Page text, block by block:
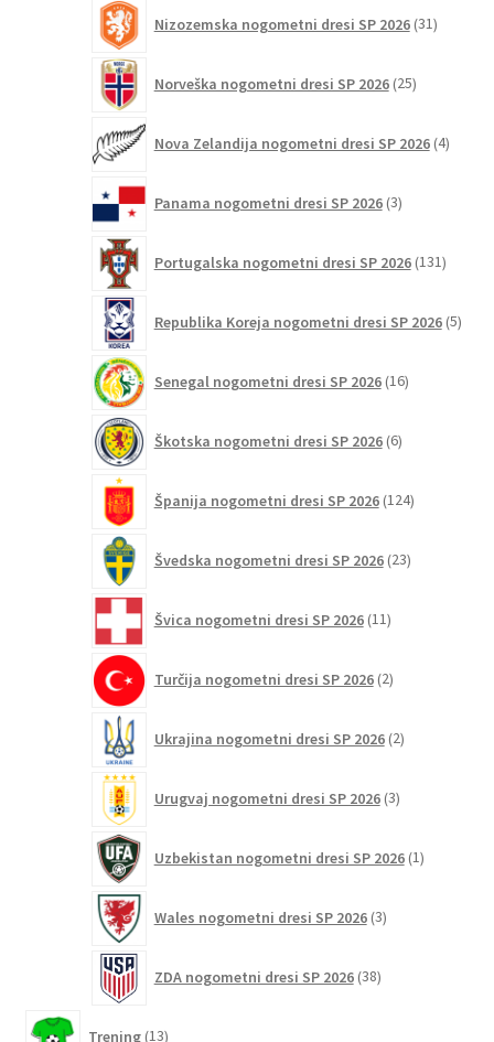
Nizozemska nogometni dresi SP 2026 31izdelkov
Norveška nogometni dresi SP 2026 25izdelkov
Nova Zelandija nogometni dresi SP 2026 4izdelki
Panama nogometni dresi SP 2026 3izdelki
Portugalska nogometni dresi SP 2026 131
Republika Koreja nogometni dresi SP 2026 5
Senegal nogometni dresi SP 2026 16izdelkov
Škotska nogometni dresi SP 2026 6izdelkov
Španija nogometni dresi SP 2026 124izdelkov
Švedska nogometni dresi SP 2026 23izdelkov
Švica nogometni dresi SP 2026 11izdelkov
Turčija nogometni dresi SP 2026 2izdelka
Ukrajina nogometni dresi SP 2026 2izdelka
Urugvaj nogometni dresi SP 2026 3izdelki
Uzbekistan nogometni dresi SP 2026 1izdelek
Wales nogometni dresi SP 2026 3izdelki
ZDA nogometni dresi SP 2026 38izdelkov
Trening 13